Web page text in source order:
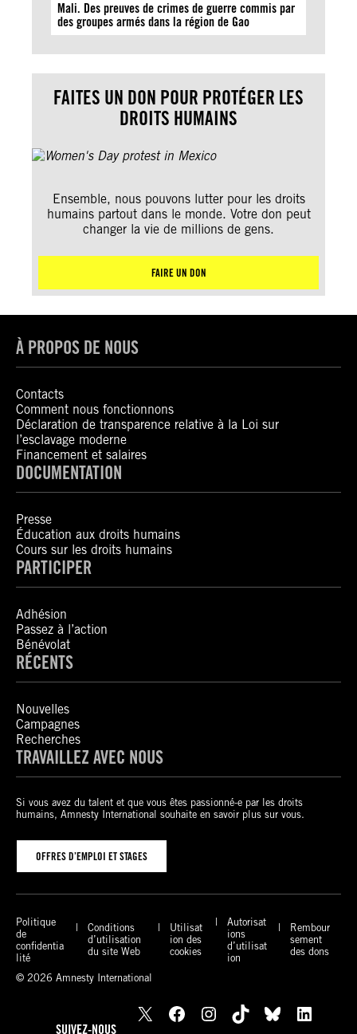
Mali. Des preuves de crimes de guerre commis par
des groupes armés dans la région de Gao
FAITES UN DON POUR PROTÉGER LES
DROITS HUMAINS
Ensemble, nous pouvons lutter pour les droits
humains partout dans le monde. Votre don peut
changer la vie de millions de gens.
FAIRE UN DON
À PROPOS DE NOUS
Contacts
Comment nous fonctionnons
Déclaration de transparence relative à la Loi sur
l’esclavage moderne
Financement et salaires
DOCUMENTATION
Presse
Éducation aux droits humains
Cours sur les droits humains
PARTICIPER
Adhésion
Passez à l’action
Bénévolat
RÉCENTS
Nouvelles
Campagnes
Recherches
TRAVAILLEZ AVEC NOUS
Si vous avez du talent et que vous êtes passionné-e par les droits
humains, Amnesty International souhaite en savoir plus sur vous.
OFFRES D’EMPLOI ET STAGES
Politique
de
confidentia
lité
Conditions
d’utilisation
du site Web
Utilisat
ion des
cookies
Autorisat
ions
d’utilisat
ion
Rembour
sement
des dons
© 2026 Amnesty International
SUIVEZ-NOUS
X Facebook Instagram TikTok Bluesky
LinkedIn